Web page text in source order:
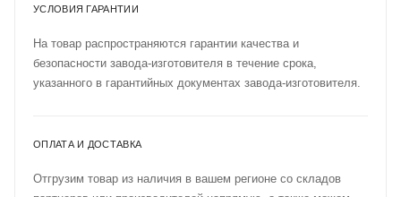
УСЛОВИЯ ГАРАНТИИ
На товар распространяются гарантии качества и
безопасности завода-изготовителя в течение срока,
указанного в гарантийных документах завода-изготовителя.
ОПЛАТА И ДОСТАВКА
Отгрузим товар из наличия в вашем регионе со складов